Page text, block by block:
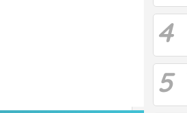
4
5